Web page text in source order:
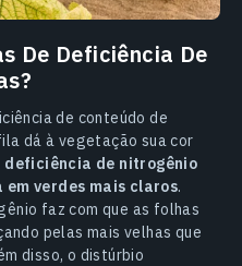
De Deficiência De
de conteúdo de
dá à vegetação sua cor
deficiência de nitrogênio
verdes mais claros.
faz com que as folhas
pelas mais velhas que
disso, o distúrbio